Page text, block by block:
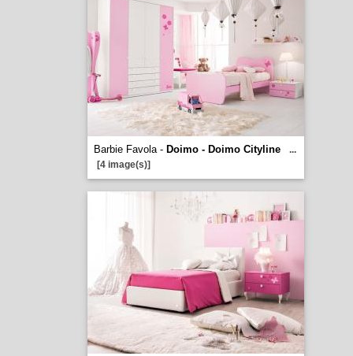
Barbie Favola - Doimo - Doimo Cityline
...
[4 image(s)]